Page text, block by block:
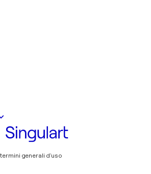
generali d'uso